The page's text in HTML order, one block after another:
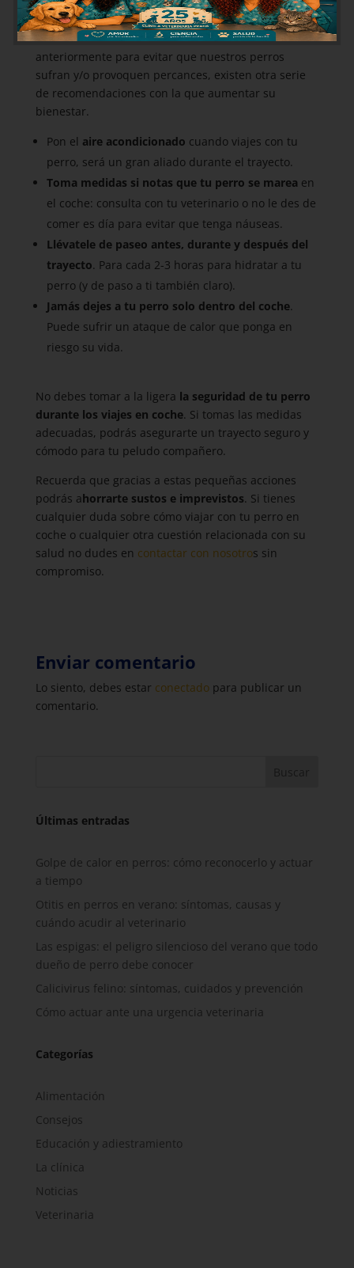
Otras medidas de seguridad para viajar con
tu perro en el coche
Además de las herramientas mencionadas
anteriormente para evitar que nuestros perros
sufran y/o provoquen percances, existen otra serie
de recomendaciones con la que aumentar su
bienestar.
Pon el aire acondicionado cuando viajes con tu
perro, será un gran aliado durante el trayecto.
Toma medidas si notas que tu perro se marea en
el coche: consulta con tu veterinario o no le des de
comer es día para evitar que tenga náuseas.
Llévatele de paseo antes, durante y después del
trayecto. Para cada 2-3 horas para hidratar a tu
perro (y de paso a ti también claro).
Jamás dejes a tu perro solo dentro del coche.
Puede sufrir un ataque de calor que ponga en
riesgo su vida.
No debes tomar a la ligera la seguridad de tu perro
durante los viajes en coche. Si tomas las medidas
adecuadas, podrás asegurarte un trayecto seguro y
cómodo para tu peludo compañero.
Recuerda que gracias a estas pequeñas acciones
podrás ahorrarte sustos e imprevistos. Si tienes
cualquier duda sobre cómo viajar con tu perro en
coche o cualquier otra cuestión relacionada con su
salud no dudes en contactar con nosotros sin
compromiso.
Enviar comentario
Lo siento, debes estar conectadopara publicar un
comentario.
Buscar
Últimas entradas
Golpe de calor en perros: cómo reconocerlo y actuar
a tiempo
Otitis en perros en verano: síntomas, causas y
cuándo acudir al veterinario
Las espigas: el peligro silencioso del verano que todo
dueño de perro debe conocer
Calicivirus felino: síntomas, cuidados y prevención
Cómo actuar ante una urgencia veterinaria
Categorías
Alimentación
Consejos
Educación y adiestramiento
La clínica
Noticias
Veterinaria